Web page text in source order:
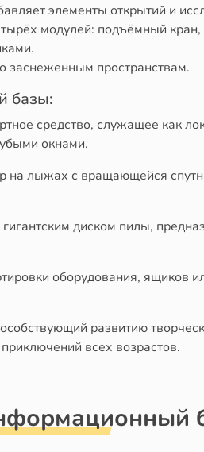
элементы открытий и
модулей: подъёмный
заснеженным пространствам.
базы:
средство, служащее как
окнами.
на лыжах с вращающейся
диском пилы,
оборудования, ящиков
развитию
всех возрастов.